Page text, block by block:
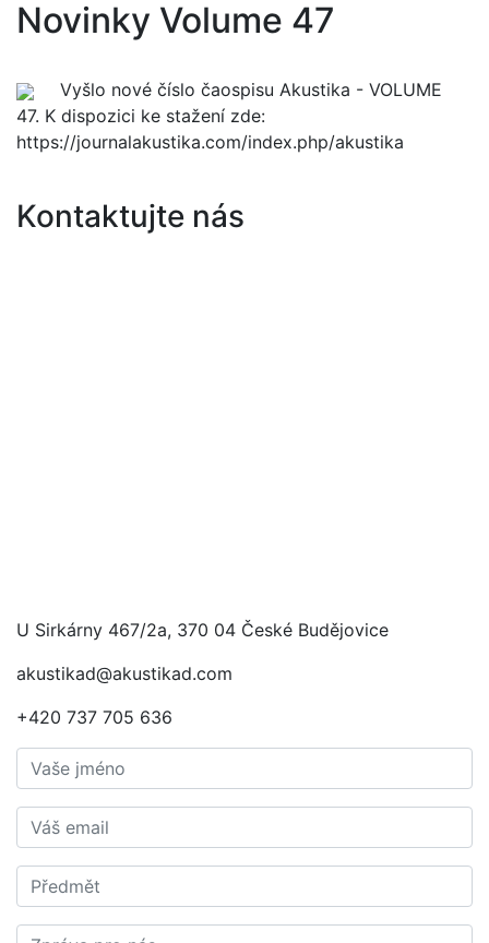
Novinky Volume 47
Vyšlo nové číslo čaospisu Akustika - VOLUME
47. K dispozici ke stažení zde:
https://journalakustika.com/index.php/akustika
Kontaktujte nás
U Sirkárny 467/2a, 370 04 České Budějovice
akustikad@akustikad.com
+420 737 705 636